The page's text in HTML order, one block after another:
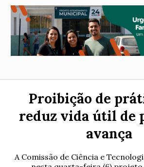
Proibição de
reduz vida útil de
avança
A Comissão de Ciência e